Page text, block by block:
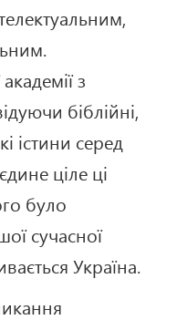
з
біблійні,
істини серед
ціле ці
було
сучасної
Україна.